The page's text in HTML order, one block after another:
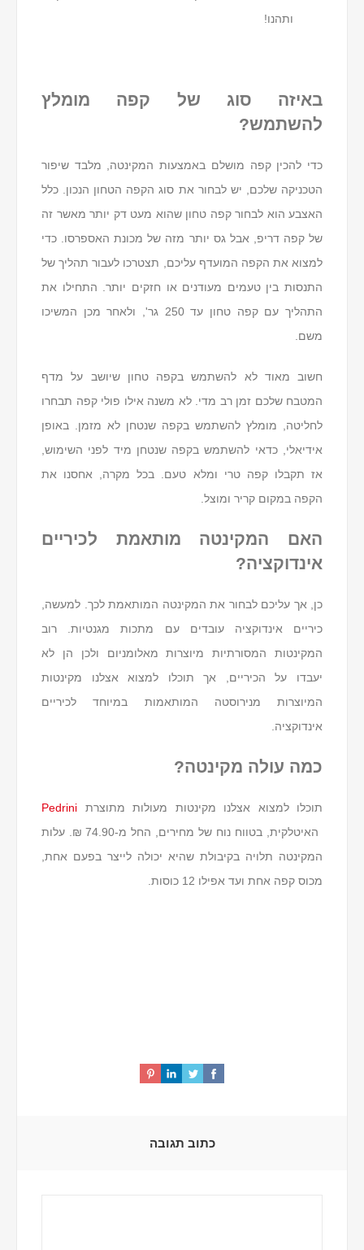
ותהנו!
באיזה סוג של קפה מומלץ
להשתמש?
כדי להכין קפה מושלם באמצעות המקינטה, מלבד שיפור
הטכניקה שלכם, יש לבחור את סוג הקפה הטחון הנכון. כלל
האצבע הוא לבחור קפה טחון שהוא מעט דק יותר מאשר זה
של קפה דריפ, אבל גס יותר מזה של מכונת האספרסו. כדי
למצוא את הקפה המועדף עליכם, תצטרכו לעבור תהליך של
התנסות בין טעמים מעודנים או חזקים יותר. התחילו את
התהליך עם קפה טחון עד 250 גר', ולאחר מכן המשיכו
משם.
חשוב מאוד לא להשתמש בקפה טחון שיושב על מדף
המטבח שלכם זמן רב מדי. לא משנה אילו פולי קפה תבחרו
לחליטה, מומלץ להשתמש בקפה שנטחן לא מזמן. באופן
אידיאלי, כדאי להשתמש בקפה שנטחן מיד לפני השימוש,
אז תקבלו קפה טרי ומלא טעם. בכל מקרה, אחסנו את
הקפה במקום קריר ומוצל.
האם המקינטה מותאמת לכיריים
אינדוקציה?
כן, אך עליכם לבחור את המקינטה המותאמת לכך. למעשה,
כיריים אינדוקציה עובדים עם מתכות מגנטיות. רוב
המקינטות המסורתיות מיוצרות מאלומניום ולכן הן לא
יעבדו על הכיריים, אך תוכלו למצוא אצלנו מקינטות
המיוצרות מנירוסטה המותאמות במיוחד לכיריים
אינדוקציה.
כמה עולה מקינטה?
תוכלו למצוא אצלנו מקינטות מעולות מתוצרת Pedrini
האיטלקית, בטווח נוח של מחירים, החל מ-74.90 ₪. עלות
המקינטה תלויה בקיבולת שהיא יכולה לייצר בפעם אחת,
מכוס קפה אחת ועד אפילו 12 כוסות.
כתוב תגובה